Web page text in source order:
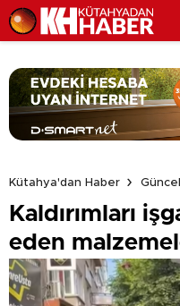
Kütahya'dan Haber
Güncel
Kaldırımları
eden